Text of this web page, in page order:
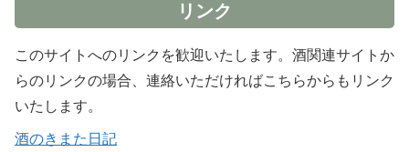
リンク
このサイトへのリンクを歓迎いたします。酒関連サイトか
らのリンクの場合、連絡いただければこちらからもリンク
いたします。
酒のきまた日記